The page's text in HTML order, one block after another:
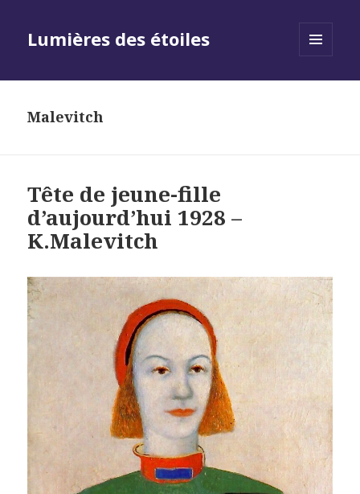
Lumières des étoiles
Malevitch
Tête de jeune-fille
d’aujourd’hui 1928 –
K.Malevitch